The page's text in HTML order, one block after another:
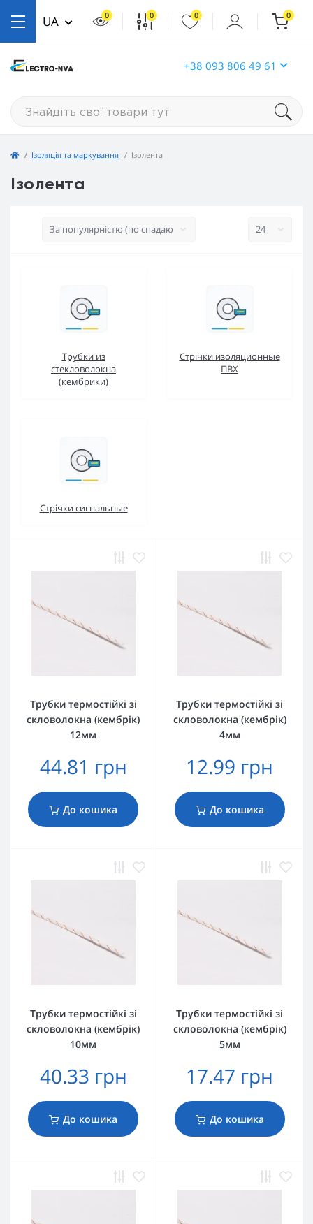
+38 093 806 49 61
UA 0 0 0 0
Ізоляція та маркування Ізолента
Ізолента
Трубки из
стекловолокна
(кембрики)
Стрічки изоляционные
ПВХ
Стрічки сигнальные
Трубки термостійкі зі
скловолокна (кембрік)
12мм
44.81 грн
До кошика
Трубки термостійкі зі
скловолокна (кембрік)
4мм
12.99 грн
До кошика
Трубки термостійкі зі
скловолокна (кембрік)
10мм
40.33 грн
До кошика
Трубки термостійкі зі
скловолокна (кембрік)
5мм
17.47 грн
До кошика